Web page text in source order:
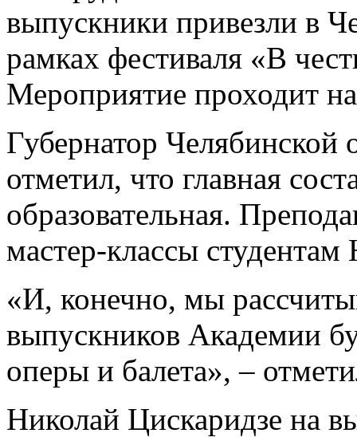
выпускники привезли в
рамках фестиваля «В
Мероприятие проходит
Губернатор Челябинской
отметил, что главная
образовательная.
мастер-классы
«И, конечно, мы
выпускников Академии
оперы и балета», –
Николай Цискаридзе на